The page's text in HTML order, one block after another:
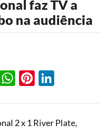
faz TV a
na audiência
EmailWhatsApp
Pinterest
2 x 1 River Plate,